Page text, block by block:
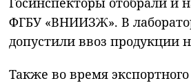
ФГБУ «ВНИИЗЖ». В
допустили ввоз продукции
Также во время